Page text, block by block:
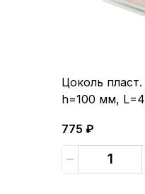
Цоколь
h=100 мм,
775 ₽